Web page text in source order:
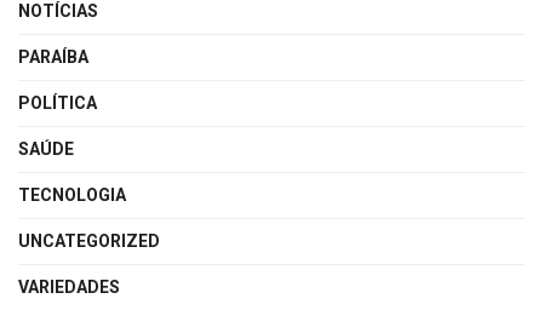
NOTÍCIAS
PARAÍBA
POLÍTICA
SAÚDE
TECNOLOGIA
UNCATEGORIZED
VARIEDADES